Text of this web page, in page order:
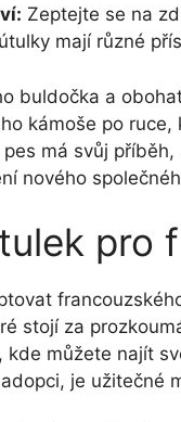
Zeptejte se‌ na⁤
mají různé
buldočka a
kámoše po
má ⁢svůj
nového
pro
stojí za
‌kde ‍můžete najít
je užitečné⁢